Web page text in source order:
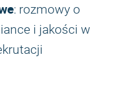
: rozmowy o
i jakości w